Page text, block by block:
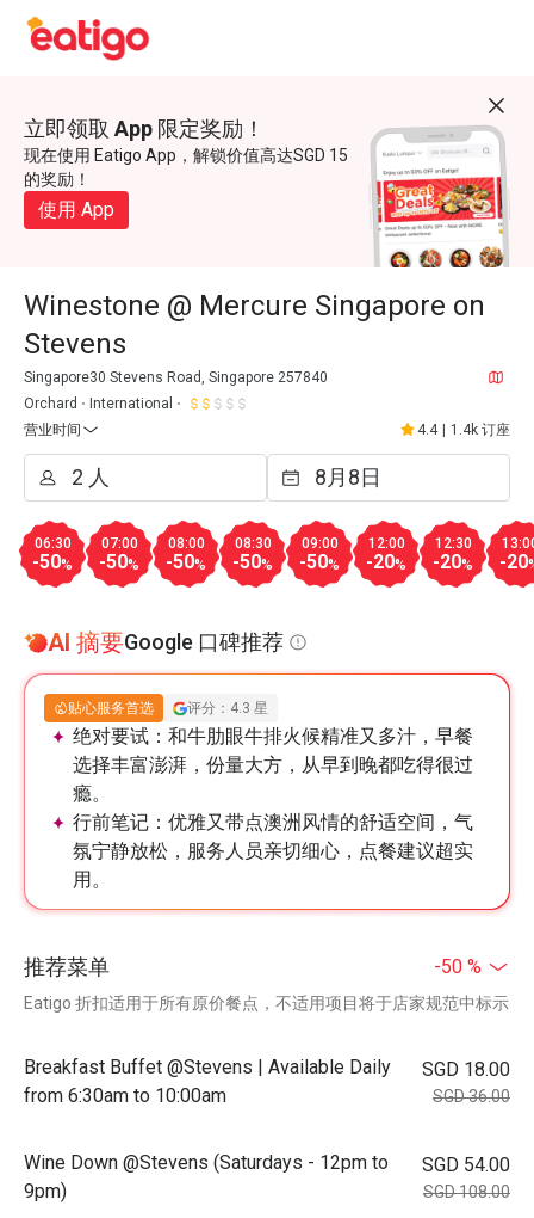
立即领取 App 限定奖励！
现在使用 Eatigo App，解锁价值高达SGD 15
的奖励！
使用 App
Winestone @ Mercure Singapore on
Stevens
Singapore30 Stevens Road, Singapore 257840
Orchard
International
营业时间
4.4 1.4k 订座
06:30
-50%
07:00
-50%
08:00
-50%
08:30
-50%
09:00
-50%
12:00
-20%
12:30
-20% -20
AI 摘要Google 口碑推荐
贴心服务首选 评分：4.3 星
绝对要试： 和牛肋眼牛排火候精准又多汁，早餐
选择丰富澎湃，份量大方，从早到晚都吃得很过
瘾。
行前笔记： 优雅又带点澳洲风情的舒适空间，气
氛宁静放松，服务人员亲切细心，点餐建议超实
用。
推荐菜单 -50 %
Eatigo 折扣适用于所有原价餐点，不适用项目将于店家规范中标示
Breakfast Buffet @Stevens | Available Daily
from 6:30am to 10:00am
SGD 18.00
SGD 36.00
Wine Down @Stevens (Saturdays - 12pm to
9pm)
SGD 54.00
SGD 108.00